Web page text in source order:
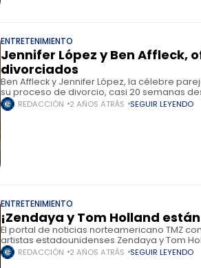
ENTRETENIMIENTO
Jennifer López y Ben Affleck,
divorciados
Ben Affleck y Jennifer López, la célebre
su proceso de divorcio, casi 20 semanas
los trámites, recoge People. El matrimonio,
REDACCIÓN 2 AÑOS ATRÁS SEGUIR LEYENDO
ENTRETENIMIENTO
¡Zendaya y Tom Holland
El portal de noticias norteamericano TMZ
artistas estadounidenses Zendaya y Tom
anuncio ocurre horas después de que la
anillo de
REDACCIÓN 2 AÑOS ATRÁS SEGUIR LEYENDO